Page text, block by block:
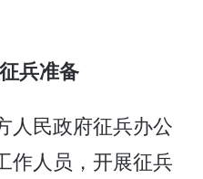
兵准备
人民政府征兵办公
作人员，开展征兵